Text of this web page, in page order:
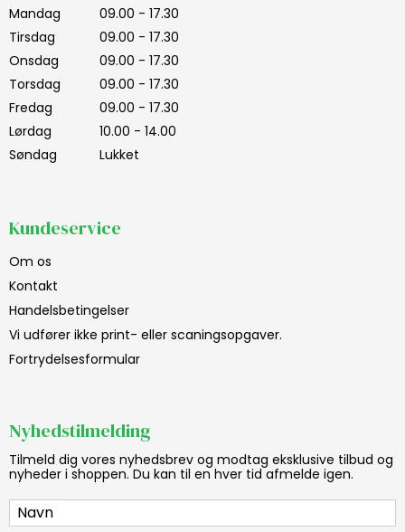
Mandag
09.00 - 17.30
Tirsdag
09.00 - 17.30
Onsdag
09.00 - 17.30
Torsdag
09.00 - 17.30
Fredag
09.00 - 17.30
Lørdag
10.00 - 14.00
Søndag
Lukket
Kundeservice
Om os
Kontakt
Handelsbetingelser
Vi udfører ikke print- eller scaningsopgaver.
Fortrydelsesformular
Nyhedstilmelding
Tilmeld dig vores nyhedsbrev og modtag eksklusive tilbud og
nyheder i shoppen. Du kan til en hver tid afmelde igen.